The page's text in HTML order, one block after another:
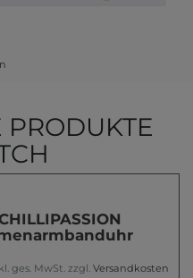
ges. MwSt. zzgl. Versandkosten